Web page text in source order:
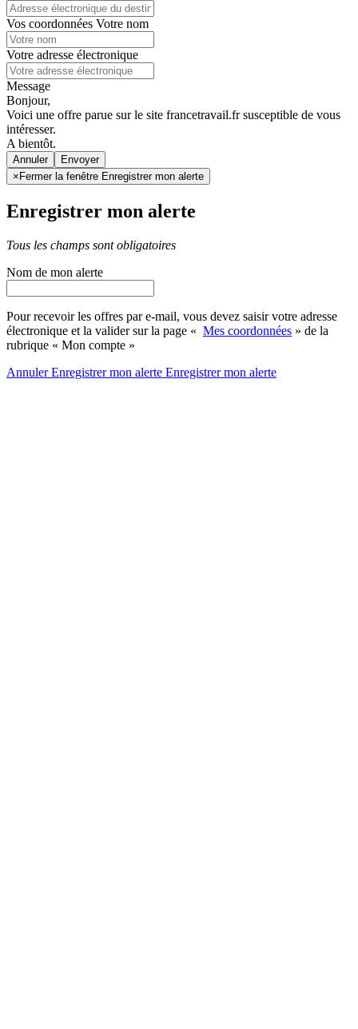
Vos coordonnées Votre nom
Votre adresse électronique
Message
Bonjour,
Voici une offre parue sur le site francetravail.fr susceptible de vous
intéresser.
A bientôt.
Annuler
× Fermer la fenêtre Enregistrer mon alerte
Enregistrer mon alerte
Tous les champs sont obligatoires
Nom de mon alerte
Pour recevoir les offres par e-mail, vous devez saisir votre adresse
électronique et la valider sur la page « Mes coordonnées » de la
rubrique « Mon compte »
AnnulerEnregistrer mon alerte Enregistrermon alerte